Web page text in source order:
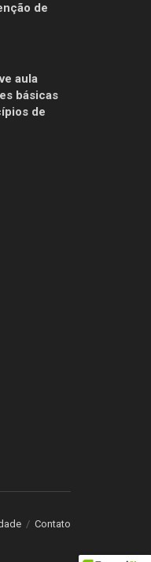
de
aula
básicas
de
Contato